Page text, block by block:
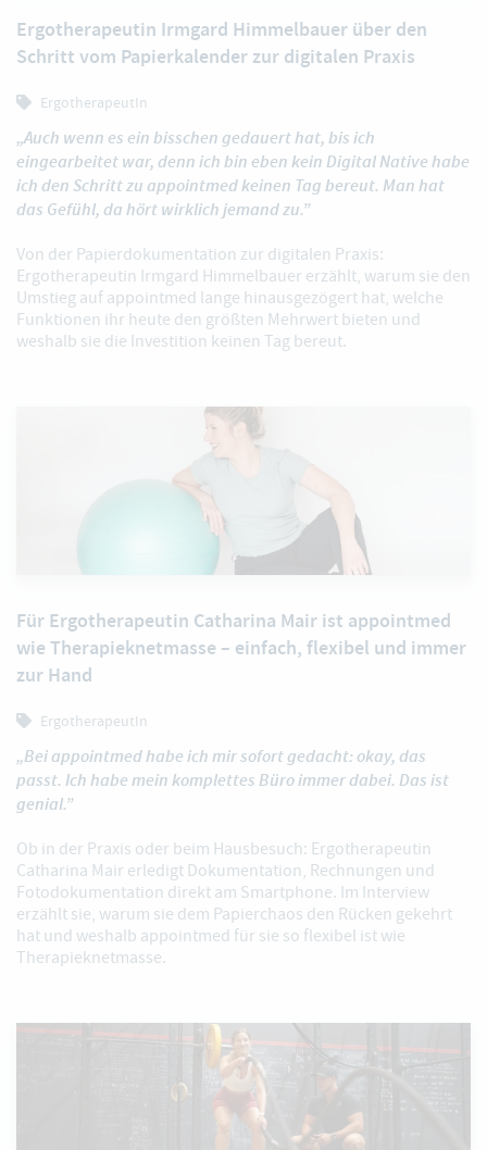
Ergotherapeutin Irmgard Himmelbauer über den
Schritt vom Papierkalender zur digitalen Praxis
ErgotherapeutIn
„Auch wenn es ein bisschen gedauert hat, bis ich
eingearbeitet war, denn ich bin eben kein Digital Native habe
ich den Schritt zu appointmed keinen Tag bereut. Man hat
das Gefühl, da hört wirklich jemand zu.”
Von der Papierdokumentation zur digitalen Praxis:
Ergotherapeutin Irmgard Himmelbauer erzählt, warum sie den
Umstieg auf appointmed lange hinausgezögert hat, welche
Funktionen ihr heute den größten Mehrwert bieten und
weshalb sie die Investition keinen Tag bereut.
Für Ergotherapeutin Catharina Mair ist appointmed
wie Therapieknetmasse – einfach, flexibel und immer
zur Hand
ErgotherapeutIn
„Bei appointmed habe ich mir sofort gedacht: okay, das
passt. Ich habe mein komplettes Büro immer dabei. Das ist
genial.”
Ob in der Praxis oder beim Hausbesuch: Ergotherapeutin
Catharina Mair erledigt Dokumentation, Rechnungen und
Fotodokumentation direkt am Smartphone. Im Interview
erzählt sie, warum sie dem Papierchaos den Rücken gekehrt
hat und weshalb appointmed für sie so flexibel ist wie
Therapieknetmasse.